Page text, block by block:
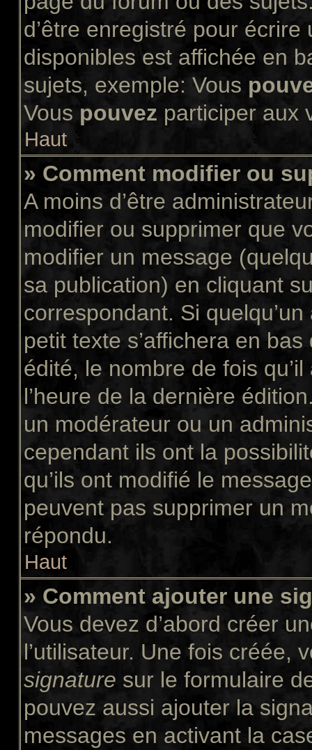
d’être enregistré pour
disponibles est affichée en
sujets, exemple: Vous
Vous pouvez participer aux
Haut
» Comment modifier ou
A moins d’être
modifier ou supprimer que
modifier un message
sa publication) en cliquant
correspondant. Si
petit texte s’affichera en
édité, le nombre de fois
l’heure de la dernière
un modérateur ou un
cependant ils ont la
qu’ils ont modifié le
peuvent pas supprimer un
répondu.
Haut
» Comment ajouter une
Vous devez d’abord créer
l’utilisateur. Une fois créée,
signature sur le formulaire
pouvez aussi ajouter la
messages en activant la